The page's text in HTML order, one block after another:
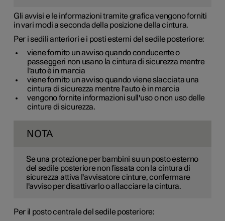
Gli avvisi e le informazioni tramite grafica vengono forniti
in vari modi a seconda della posizione della cintura.
Per i sedili anteriori e i posti esterni del sedile posteriore:
viene fornito un avviso quando conducente o
passeggeri non usano la cintura di sicurezza mentre
l'auto è in marcia
viene fornito un avviso quando viene slacciata una
cintura di sicurezza mentre l'auto è in marcia
vengono fornite informazioni sull'uso o non uso delle
cinture di sicurezza.
NOTA
Se una protezione per bambini su un posto esterno
del sedile posteriore non fissata con la cintura di
sicurezza attiva l'avvisatore cinture, confermare
l'avviso per disattivarlo o allacciare la cintura.
Per il posto centrale del sedile posteriore: